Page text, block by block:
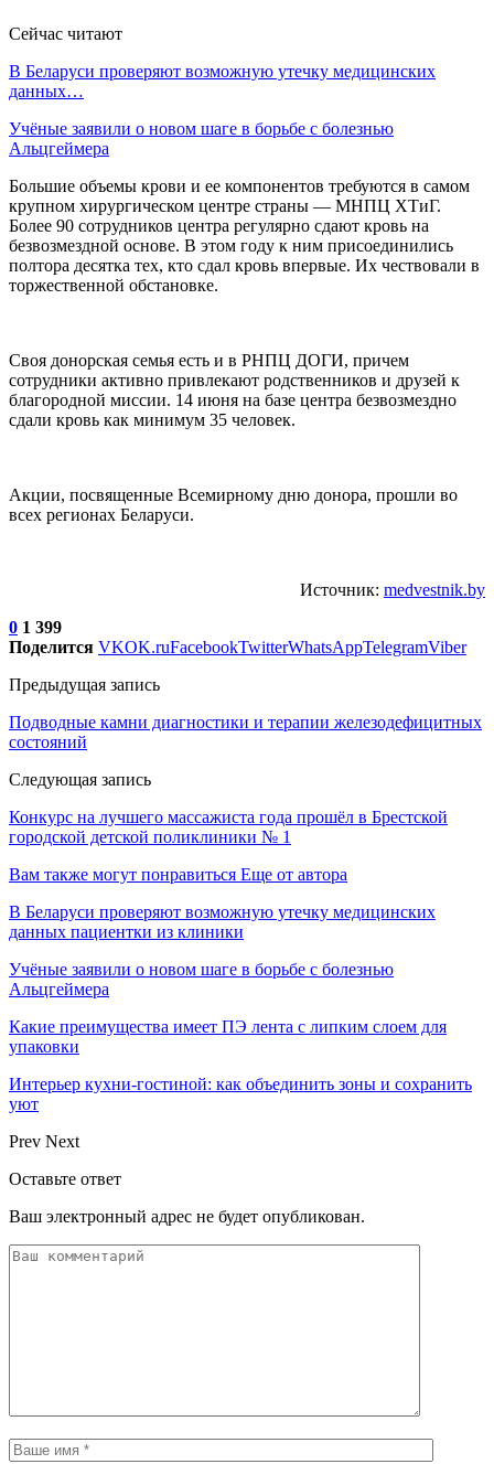
Сейчас читают
В Беларуси проверяют возможную утечку медицинских
данных…
Учёные заявили о новом шаге в борьбе с болезнью
Альцгеймера
Большие объемы крови и ее компонентов требуются в самом
крупном хирургическом центре страны — МНПЦ ХТиГ.
Более 90 сотрудников центра регулярно сдают кровь на
безвозмездной основе. В этом году к ним присоединились
полтора десятка тех, кто сдал кровь впервые. Их чествовали в
торжественной обстановке.
Своя донорская семья есть и в РНПЦ ДОГИ, причем
сотрудники активно привлекают родственников и друзей к
благородной миссии. 14 июня на базе центра безвозмездно
сдали кровь как минимум 35 человек.
Акции, посвященные Всемирному дню донора, прошли во
всех регионах Беларуси.
Источник: medvestnik.by
0 1 399
Поделится VKOK.ruFacebookTwitterWhatsAppTelegramViber
Предыдущая запись
Подводные камни диагностики и терапии железодефицитных
состояний
Следующая запись
Конкурс на лучшего массажиста года прошёл в Брестской
городской детской поликлиники № 1
Вам также могут понравиться Еще от автора
В Беларуси проверяют возможную утечку медицинских
данных пациентки из клиники
Учёные заявили о новом шаге в борьбе с болезнью
Альцгеймера
Какие преимущества имеет ПЭ лента с липким слоем для
упаковки
Интерьер кухни-гостиной: как объединить зоны и сохранить
уют
Prev Next
Оставьте ответ
Ваш электронный адрес не будет опубликован.